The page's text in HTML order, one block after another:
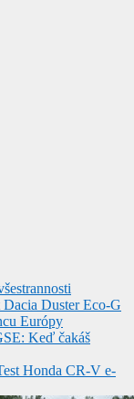
Dacia Duster Eco-G
Európy
Keď čakáš
Honda CR-V e-